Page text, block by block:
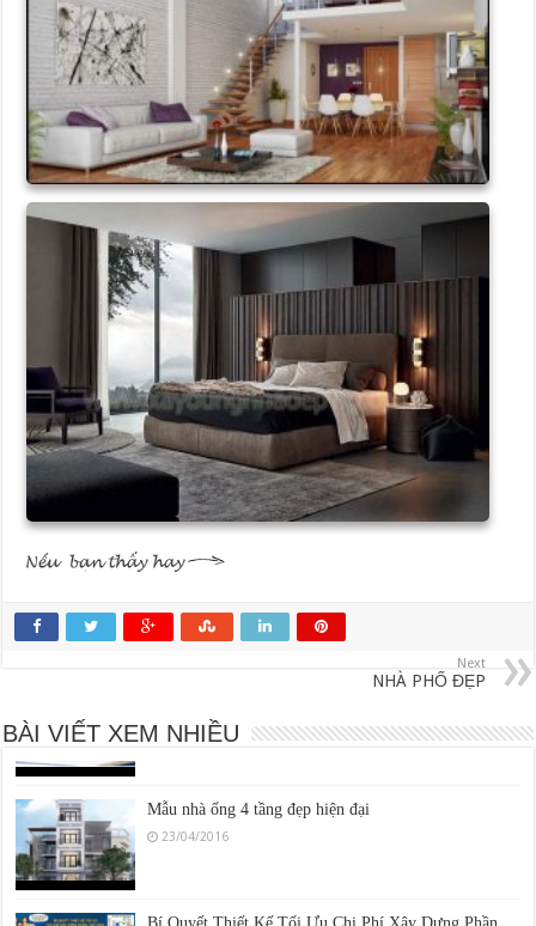
Next
NHÀ PHỐ ĐẸP
BÀI VIẾT XEM NHIỀU
KINH NGHIỆM LỰA CHỌN VẬT LIỆU XÂY NHÀ
Hướng dẫn chi tiết về hồ sơ xin phép xây dựng nhà ở
Mẫu nhà ống 4 tầng đẹp hiện đại
Bí Quyết Thiết Kế Tối Ưu Chi Phí Xây Dựng Phần